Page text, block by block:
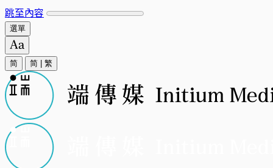
跳至內容
選單
简 简 繁